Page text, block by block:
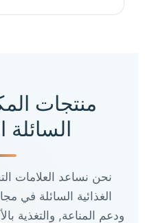
منتجات
السائلة
نحن نساعد العلامات
الغذائية السائلة في
ودعم المناعة, والتغذية